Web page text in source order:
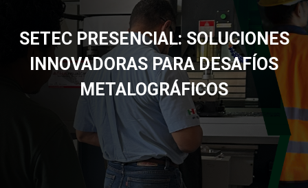
SETEC PRESENCIAL: SOLUCIONES
INNOVADORAS PARA DESAFÍOS
METALOGRÁFICOS